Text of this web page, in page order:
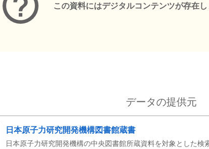
この資料にはデジタルコンテンツが存在し
データの提供元
日本原子力研究開発機構図書館蔵書
日本原子力研究開発機構の中央図書館所蔵資料を対象とした検